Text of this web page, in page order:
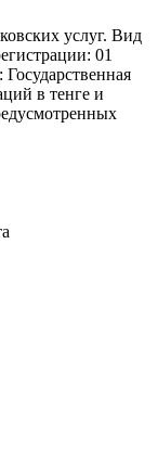
услуг. Вид
01
в тенге и